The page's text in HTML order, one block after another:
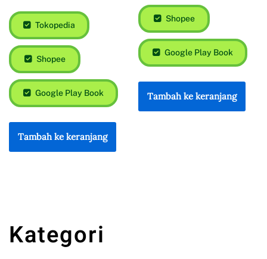
Tokopedia
Shopee
Google Play Book
Tambah ke keranjang
Shopee
Google Play Book
Tambah ke keranjang
Kategori